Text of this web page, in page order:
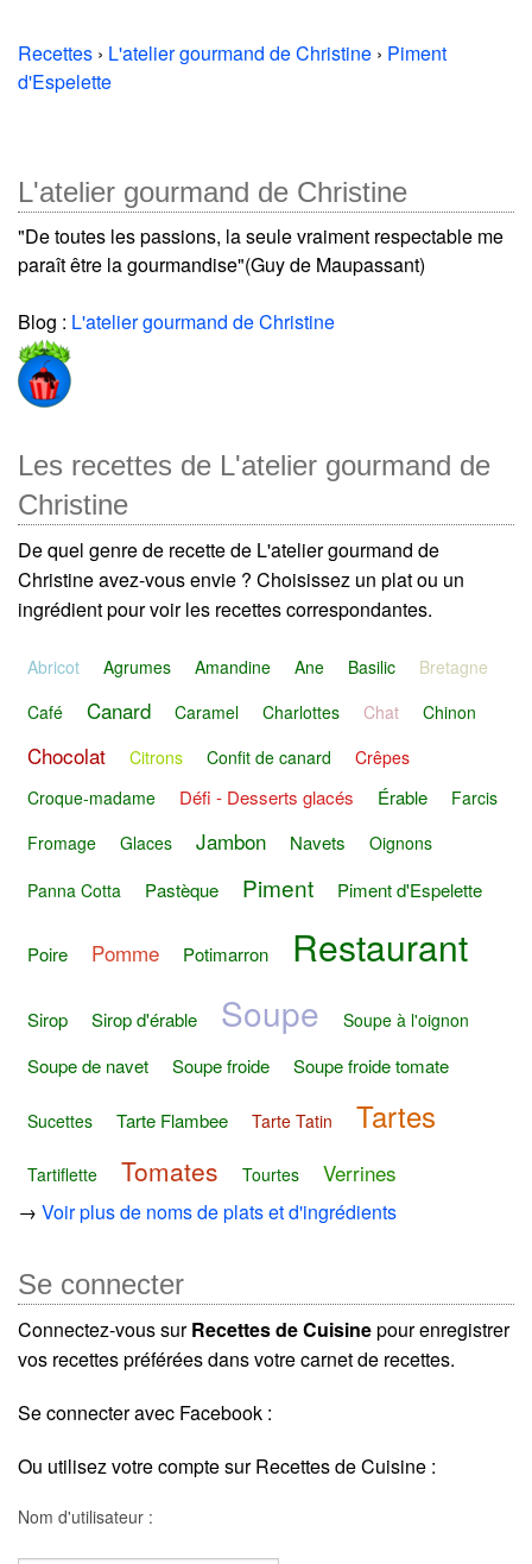
Recettes › L'atelier gourmand de Christine › Piment
d'Espelette
L'atelier gourmand de Christine
"De toutes les passions, la seule vraiment respectable me
paraît être la gourmandise"(Guy de Maupassant)
Blog : L'atelier gourmand de Christine
Les recettes de L'atelier gourmand de
Christine
De quel genre de recette de L'atelier gourmand de
Christine avez-vous envie ? Choisissez un plat ou un
ingrédient pour voir les recettes correspondantes.
Abricot Agrumes Amandine Ane Basilic
Bretagne
Café
Canard Caramel Charlottes Chat Chinon
Chocolat Citrons Confit de canard
Crêpes
Croque-madame
Défi - Desserts glacés Érable
Farcis
Fromage
Glaces Jambon Navets
Oignons
Panna Cotta
Pastèque Piment Piment d'Espelette
Poire Pomme Potimarron Restaurant
Sirop Sirop d'érable Soupe Soupe à l'oignon
Soupe de navet Soupe froide Soupe froide tomate
Sucettes Tarte Flambee Tarte Tatin Tartes
Tartiflette Tomates Tourtes Verrines
→ Voir plus de noms de plats et d'ingrédients
Se connecter
Connectez-vous surRecettes de Cuisinepour enregistrer
vos recettes préférées dans votre carnet de recettes.
Se connecter avec Facebook :
Ou utilisez votre compte sur Recettes de Cuisine :
Nom d'utilisateur :